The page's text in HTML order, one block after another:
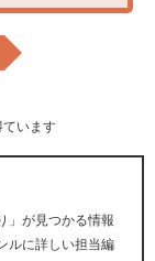
います
」が見つかる情報
ルに詳しい担当編